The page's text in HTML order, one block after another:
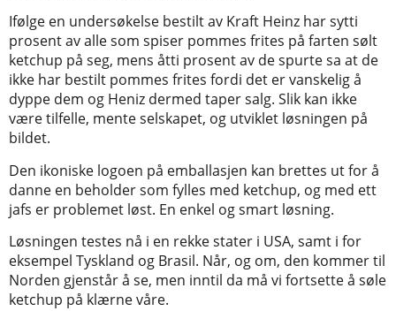
Ifølge en undersøkelse bestilt av Kraft Heinz har sytti
prosent av alle som spiser pommes frites på farten sølt
ketchup på seg, mens åtti prosent av de spurte sa at de
ikke har bestilt pommes frites fordi det er vanskelig å
dyppe dem og Heniz dermed taper salg. Slik kan ikke
være tilfelle, mente selskapet, og utviklet løsningen på
bildet.
Den ikoniske logoen på emballasjen kan brettes ut for å
danne en beholder som fylles med ketchup, og med ett
jafs er problemet løst. En enkel og smart løsning.
Løsningen testes nå i en rekke stater i USA, samt i for
eksempel Tyskland og Brasil. Når, og om, den kommer til
Norden gjenstår å se, men inntil da må vi fortsette å søle
ketchup på klærne våre.